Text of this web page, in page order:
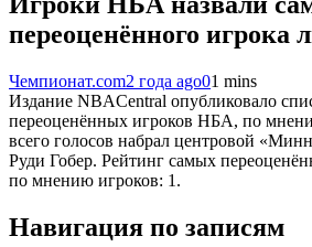
переоценённого игрока
Чемпионат.com2 года ago01 mins
Издание NBACentral опубликовало
переоценённых игроков НБА, по
всего голосов набрал центровой
Руди Гобер. Рейтинг самых
по мнению игроков: 1.
Навигация по записям